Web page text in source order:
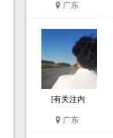
广东
[有关注内
广东